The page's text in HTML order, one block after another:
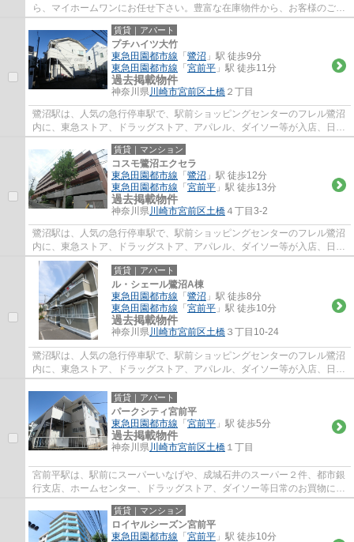
ら、マイホームワンにお任せ下さい。豊富な在庫物件から、お客様のご要
望に合うお部屋をご提案致します。
賃貸｜アパート
プチハイツ大竹
東急田園都市線 「 鷺沼 」駅 徒歩9分
東急田園都市線 「 宮前平 」駅 徒歩11分
過去掲載物件
神奈川県川崎市宮前区土橋 ２丁目
鷺沼駅は、人気の急行停車駅で、駅前ショッピングセンターのフレル鷺沼
内に、東急ストア、ドラッグストア、アパレル、ダイソー等が入店、日常
のお買い物に便利で、周辺には、飲食店街...
賃貸｜マンション
コスモ鷺沼エクセラ
東急田園都市線 「 鷺沼 」駅 徒歩12分
東急田園都市線 「 宮前平 」駅 徒歩13分
過去掲載物件
神奈川県川崎市宮前区土橋 ４丁目3-2
鷺沼駅は、人気の急行停車駅で、駅前ショッピングセンターのフレル鷺沼
内に、東急ストア、ドラッグストア、アパレル、ダイソー等が入店、日常
のお買い物に便利で、周辺には、飲食店街...
賃貸｜アパート
ル・シェール鷺沼A棟
東急田園都市線 「 鷺沼 」駅 徒歩8分
東急田園都市線 「 宮前平 」駅 徒歩10分
過去掲載物件
神奈川県川崎市宮前区土橋 ３丁目10-24
鷺沼駅は、人気の急行停車駅で、駅前ショッピングセンターのフレル鷺沼
内に、東急ストア、ドラッグストア、アパレル、ダイソー等が入店、日常
のお買い物に便利で、周辺には、飲食店街...
賃貸｜アパート
パークシティ宮前平
東急田園都市線 「 宮前平 」駅 徒歩5分
過去掲載物件
神奈川県川崎市宮前区土橋 １丁目
宮前平駅は、駅前にスーパーいなげや、成城石井のスーパー２件、都市銀
行支店、ホームセンター、ドラッグストア、ダイソー等日常のお買物に
は、事欠かないのと、駅北側には、宮前区役...
賃貸｜マンション
ロイヤルシーズン宮前平
東急田園都市線 「 宮前平 」駅 徒歩10分